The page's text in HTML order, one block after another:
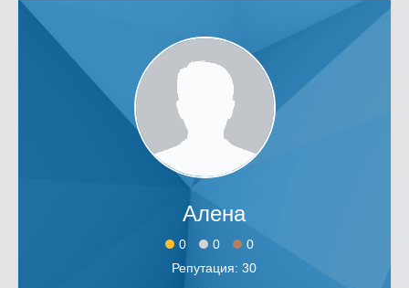
Алена
0 0
0
Репутация: 30